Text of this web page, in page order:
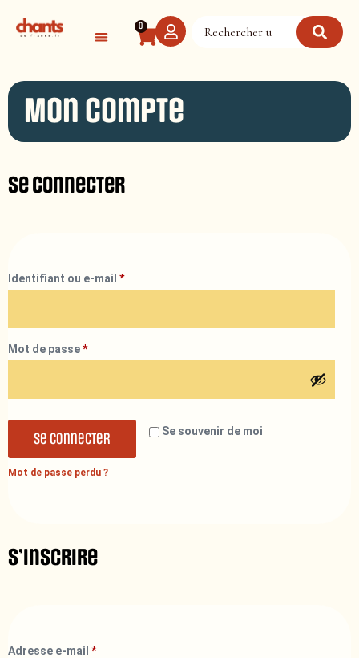
0
Mon compte
Se connecter
Identifiant ou e-mail *
Mot de passe*
Se souvenir de moi
Se connecter
Mot de passe perdu ?
S’inscrire
Adresse e-mail *